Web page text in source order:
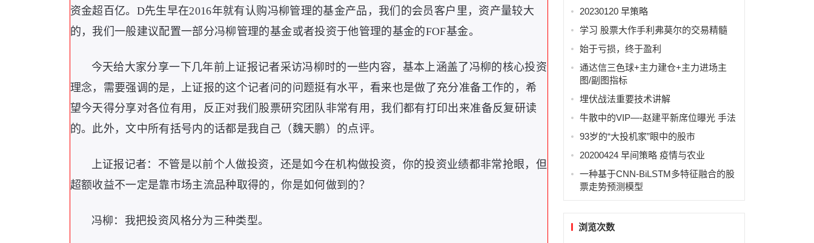
资金超百亿。D先生早在2016年就有认购冯柳管理的基金产品，我们的会员客户里，资产量较大
的，我们一般建议配置一部分冯柳管理的基金或者投资于他管理的基金的FOF基金。
今天给大家分享一下几年前上证报记者采访冯柳时的一些内容，基本上涵盖了冯柳的核心投资
理念，需要强调的是，上证报的这个记者问的问题挺有水平，看来也是做了充分准备工作的，希
望今天得分享对各位有用，反正对我们股票研究团队非常有用，我们都有打印出来准备反复研读
的。此外，文中所有括号内的话都是我自己（魏天鹏）的点评。
上证报记者：不管是以前个人做投资，还是如今在机构做投资，你的投资业绩都非常抢眼，但
超额收益不一定是靠市场主流品种取得的，你是如何做到的？
冯柳：我把投资风格分为三种类型。
20230120 早策略
学习 股票大作手利弗莫尔的交易精髓
始于亏损，终于盈利
通达信三色球+主力建仓+主力进场主
图/副图指标
埋伏战法重要技术讲解
牛散中的VIP—-赵建平新席位曝光 手法
93岁的“大投机家”眼中的股市
20200424 早间策略 疫情与农业
一种基于CNN-BiLSTM多特征融合的股
票走势预测模型
浏览次数